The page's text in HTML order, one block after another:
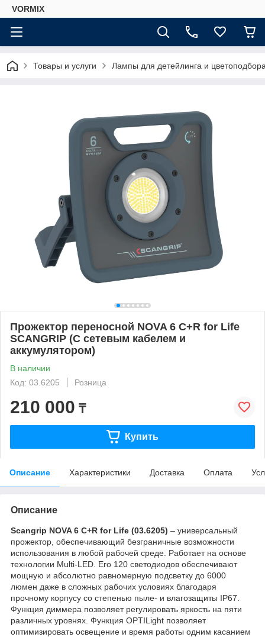
VORMIX
Товары и услуги Лампы для детейлинга и
Прожектор переносной NOVA 6 C+R for Life
SCANGRIP (С сетевым кабелем и
аккумулятором)
В наличии
Код: 03.6205
Розница
210 000 ₸
Купить
Описание Характеристики Доставка Оплата
Описание
Scangrip NOVA 6 C+R for Life (03.6205) – универсальный
прожектор, обеспечивающий безграничные возможности
использования в любой рабочей среде. Работает на основе
технологии Multi-LED. Его 120 светодиодов обеспечивают
мощную и абсолютно равномерную подсветку до 6000
люмен даже в сложных рабочих условиях благодаря
прочному корпусу со степенью пыле- и влагозащиты IP67.
Функция диммера позволяет регулировать яркость на пяти
различных уровнях. Функция OPTILight позволяет
оптимизировать освещение и время работы одним касанием